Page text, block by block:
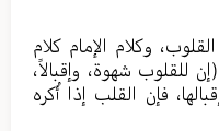
وكلام الإمام كلام
للقلوب شهوة، وإقبالاً،
فإن القلب إذا أُكره